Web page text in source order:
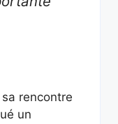
rencontre
un